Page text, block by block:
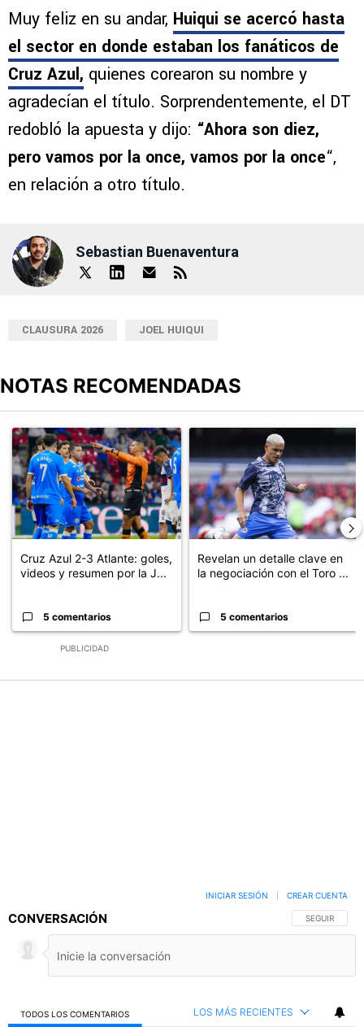
Muy feliz en su andar, Huiqui se acercó hasta
el sector en donde estaban los fanáticos de
Cruz Azul, quienes corearon su nombre y
agradecían el título. Sorprendentemente, el DT
redobló la apuesta y dijo: “Ahora son diez,
pero vamos por la once, vamos por la once“,
en relación a otro título.
Sebastian Buenaventura
CLAUSURA 2026 JOEL HUIQUI
NOTAS RECOMENDADAS
PUBLICIDAD
Un artículo de tendencia con el título "Cruz Azul 2-3 Atlante:
Cruz Azul 2-3 Atlante: goles,
videos y resumen por la J...
5 comentarios
Un artículo de tendencia con
Revelan un detalle clave en
la negociación con el Toro ...
5 comentarios
CONVERSACIÓN SIGA ESTA
SEGUIR
INICIAR SESIÓN CREAR CUENTA
TODOS LOS COMENTARIOS LOS MÁS RECIENTES